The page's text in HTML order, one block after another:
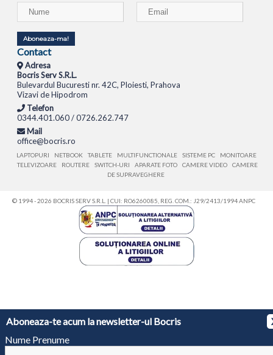
Aboneaza-te acum la newsletter-ul Bocris
Nume Prenume
Aboneaza-ma!
Contact
Adresa
Bocris Serv S.R.L.
Bulevardul Bucuresti nr. 42C, Ploiesti, Prahova
Vizavi de Hipodrom
Telefon
0344.401.060 / 0726.262.747
Mail
office@bocris.ro
LAPTOPURI NETBOOK TABLETE MULTIFUNCTIONALE SISTEME PC
MONITOARE
TELEVIZOARE
ROUTERE SWITCH-URI APARATE FOTO CAMERE VIDEO
CAMERE
DE SUPRAVEGHERE
© 1994 - 2026 BOCRIS SERV S.R.L. | CUI: RO6260085, REG. COM.: J29/2413/1994ANPC